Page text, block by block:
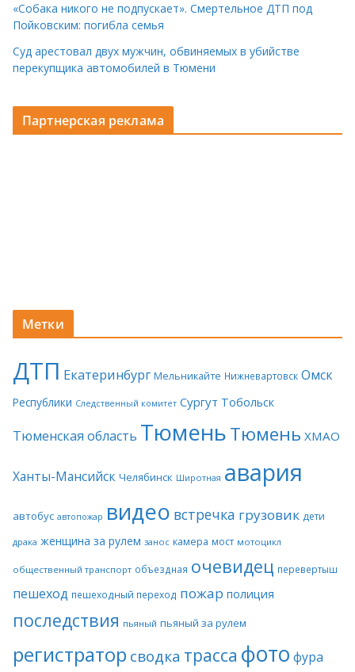
«Собака никого не подпускает». Смертельное ДТП под
Пойковским: погибла семья
Суд арестовал двух мужчин, обвиняемых в убийстве
перекупщика автомобилей в Тюмени
Партнерская реклама
Метки
ДТП Екатеринбург Мельникайте Нижневартовск Омск
Республики Следственный комитет Сургут Тобольск
Тюменская область ТюменьТюмень ХМАО
Ханты-Мансийск Челябинск Широтная авария
автобус автопожар видео встречка грузовик дети
драка женщина за рулем занос камера мост мотоцикл
общественный транспорт объездная очевидец перевертыш
пешеход пешеходный переход пожар полиция
последствия пьяный пьяный за рулем
регистратор сводка трасса фото фура